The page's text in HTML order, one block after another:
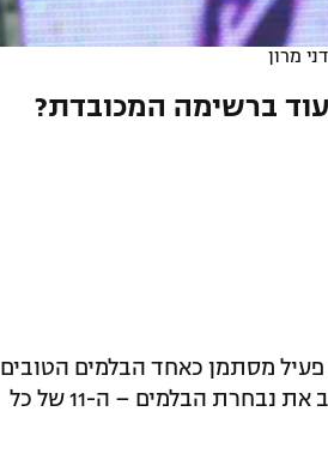
מרון
35 אביבים וכבר כשחקן פעיל מסתמן כאחד הבלמים הטובים
ביותר שהיו לנו מאז ומעולם. לרגל המאורע אשר גולדברג הרכיב את נבחרת הבלמים – ה-11 של כל